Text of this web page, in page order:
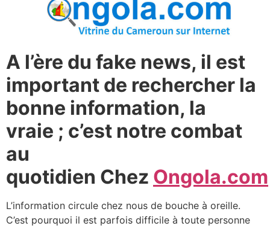
A l’ère du fake news, il est
important de rechercher la
bonne information, la
vraie ; c’est notre combat
au
quotidien Chez Ongola.com
L’information circule chez nous de bouche à oreille.
C’est pourquoi il est parfois difficile à toute personne